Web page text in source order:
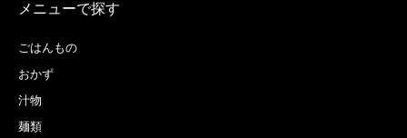
メニューで探す
ごはんもの
おかず
汁物
麺類